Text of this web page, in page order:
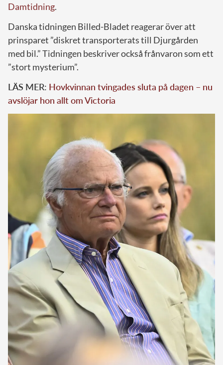
Damtidning.
Danska tidningen Billed-Bladet reagerar över att
prinsparet ”diskret transporterats till Djurgården
med bil.” Tidningen beskriver också frånvaron som ett
”stort mysterium”.
LÄS MER: Hovkvinnan tvingades sluta på dagen – nu
avslöjar hon allt om Victoria